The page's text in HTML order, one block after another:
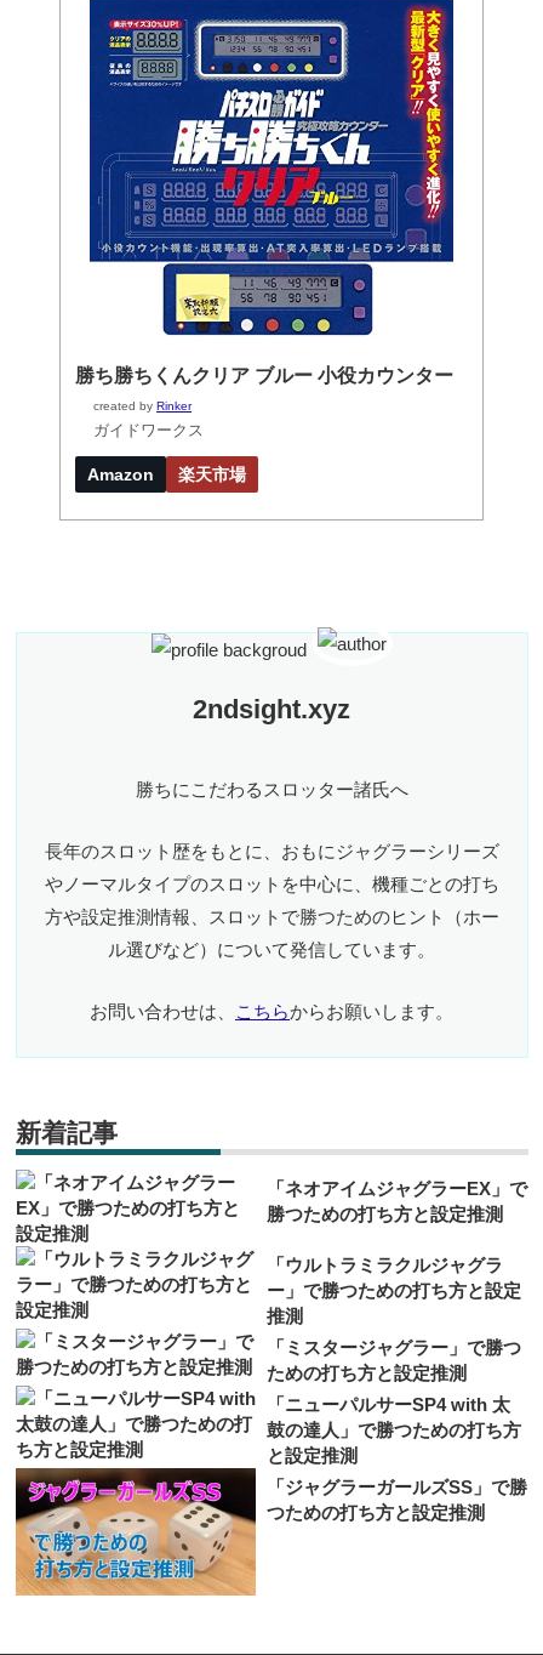
勝ち勝ちくんクリア ブルー 小役カウンター
created by Rinker
ガイドワークス
Amazon 楽天市場
2ndsight.xyz
勝ちにこだわるスロッター諸氏へ
長年のスロット歴をもとに、おもにジャグラーシリーズ
やノーマルタイプのスロットを中心に、機種ごとの打ち
方や設定推測情報、スロットで勝つためのヒント（ホー
ル選びなど）について発信しています。
お問い合わせは、 こちらからお願いします。
新着記事
「ネオアイムジャグラーEX」で
勝つための打ち方と設定推測
「ウルトラミラクルジャグラ
ー」で勝つための打ち方と設定
推測
「ミスタージャグラー」で勝つ
ための打ち方と設定推測
「ニューパルサーSP4 with 太
鼓の達人」で勝つための打ち方
と設定推測
「ジャグラーガールズSS」で勝
つための打ち方と設定推測